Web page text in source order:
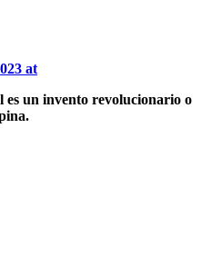
at
es un invento revolucionario o